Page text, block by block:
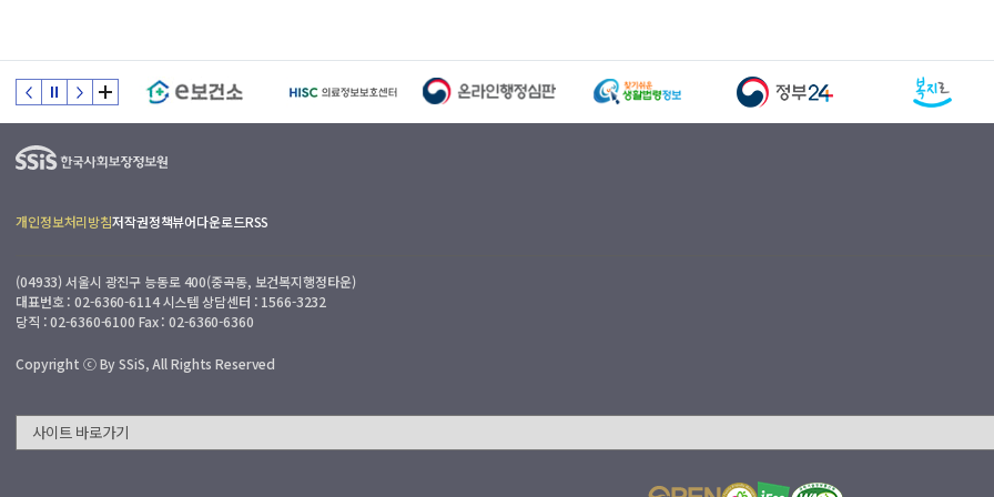
개인정보처리방침저작권정책뷰어다운로드RSS
(04933) 서울시 광진구 능동로 400(중곡동, 보건복지행정타운)
대표번호 : 02-6360-6114 시스템 상담센터 : 1566-3232
당직 : 02-6360-6100 Fax : 02-6360-6360
Copyright ⓒ By SSiS, All Rights Reserved